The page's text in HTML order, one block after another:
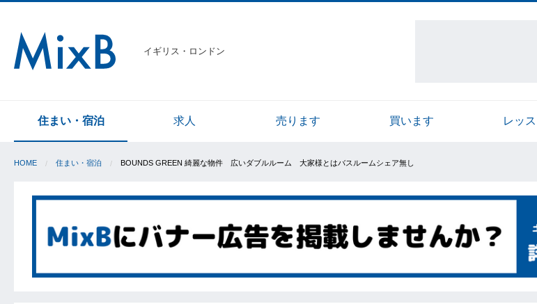
イギリス・ロンドン
住まい・宿泊 求人 売ります 買います レッ
HOME 住まい・宿泊 BOUNDS GREEN 綺麗な物件 広いダブルルーム 大家様とはバスルームシェア無し